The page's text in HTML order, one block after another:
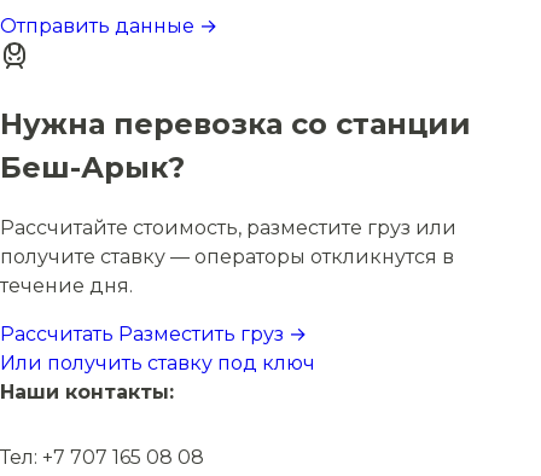
Отправить данные →
Нужна перевозка со станции
Беш-Арык?
Рассчитайте стоимость, разместите груз или
получите ставку — операторы откликнутся в
течение дня.
Рассчитать Разместить груз →
Или получить ставку под ключ
Наши контакты:
Тел: +7 707 165 08 08